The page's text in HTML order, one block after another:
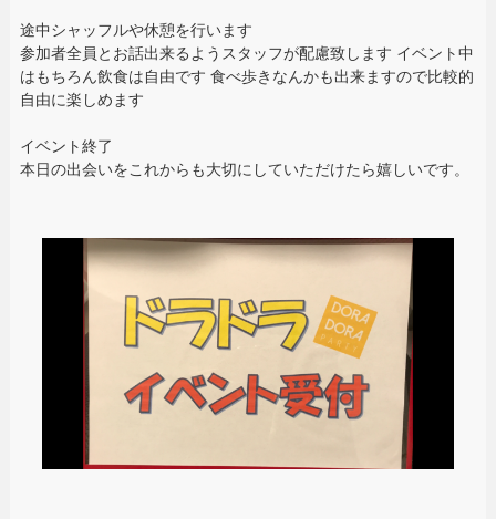
途中シャッフルや休憩を行います
参加者全員とお話出来るようスタッフが配慮致します イベント中
はもちろん飲食は自由です 食べ歩きなんかも出来ますので比較的
自由に楽しめます
イベント終了
本日の出会いをこれからも大切にしていただけたら嬉しいです。